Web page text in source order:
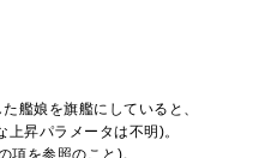
艦娘を旗艦にしていると、
昇パラメータは不明)。
項を参照のこと)。